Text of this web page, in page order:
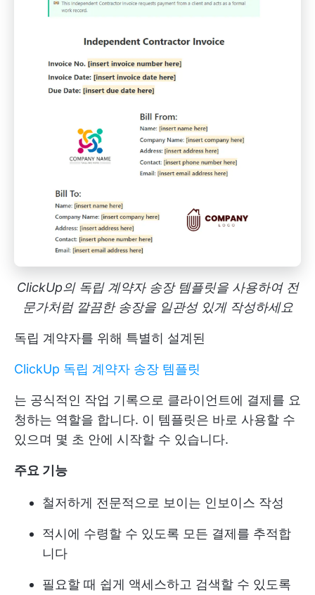
ClickUp의 독립 계약자 송장 템플릿을 사용하여 전
문가처럼 깔끔한 송장을 일관성 있게 작성하세요
독립 계약자를 위해 특별히 설계된
ClickUp 독립 계약자 송장 템플릿
는 공식적인 작업 기록으로 클라이언트에 결제를 요
청하는 역할을 합니다. 이 템플릿은 바로 사용할 수
있으며 몇 초 안에 시작할 수 있습니다.
주요 기능
철저하게 전문적으로 보이는 인보이스 작성
적시에 수령할 수 있도록 모든 결제를 추적합
니다
필요할 때 쉽게 액세스하고 검색할 수 있도록